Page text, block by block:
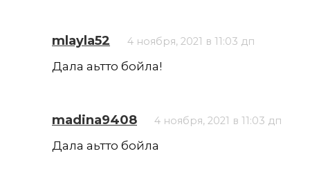
mlayla52 4 ноября, 2021 в 11:03 дп
Дала аьтто бойла!
madina9408 4 ноября, 2021 в 11:03 дп
Дала аьтто бойла